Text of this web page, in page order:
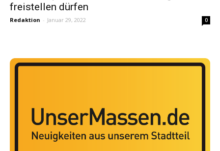
freistellen dürfen
Redaktion - Januar 29, 2022 0